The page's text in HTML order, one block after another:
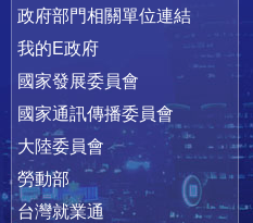
政府部門相關單位連結
我的E政府
國家發展委員會
國家通訊傳播委員會
大陸委員會
勞動部
台灣就業通